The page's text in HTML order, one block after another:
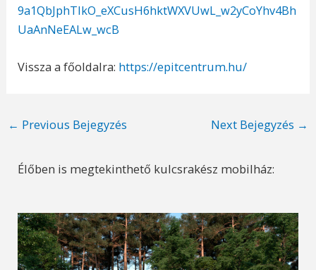
9a1QbJphTlkO_eXCusH6hktWXVUwL_w2yCoYhv4Bh
UaAnNeEALw_wcB
Vissza a főoldalra: https://epitcentrum.hu/
Post
← Previous Bejegyzés Next Bejegyzés →
Élőben is megtekinthető kulcsrakész mobilház: